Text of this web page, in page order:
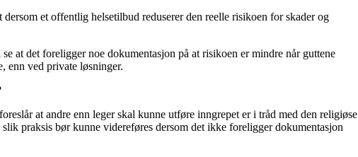
et offentlig helsetilbud reduserer den reelle risikoen for skader og
at det foreligger noe dokumentasjon på at risikoen er mindre når guttene
enn ved private løsninger.
at andre enn leger skal kunne utføre inngrepet er i tråd med den religiøse
praksis bør kunne videreføres dersom det ikke foreligger dokumentasjon